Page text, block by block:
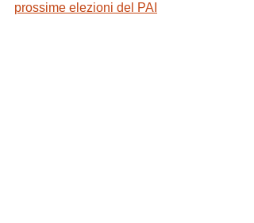
prossime elezioni del PAI